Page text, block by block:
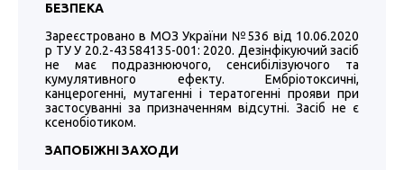
БЕЗПЕКА
Зареєстровано в МОЗ України №536 від 10.06.2020
р ТУ У 20.2-43584135-001: 2020. Дезінфікуючий засіб
не має подразнюючого, сенсибілізуючого та
кумулятивного ефекту. Ембріотоксичні,
канцерогенні, мутагенні і тератогенні прояви при
застосуванні за призначенням відсутні. Засіб не є
ксенобіотиком.
ЗАПОБІЖНІ ЗАХОДИ